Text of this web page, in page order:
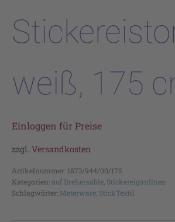
weiß, 175
Einloggen für Preise
zzgl. Versandkosten
Artikelnummer: 1873/944/00/175
Kategorien: auf Drehersable Stickereigardinen
Schlagwörter: Meterware StickTextil